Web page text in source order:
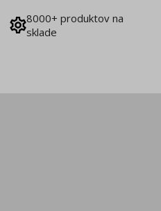
8000+ produktov na
sklade